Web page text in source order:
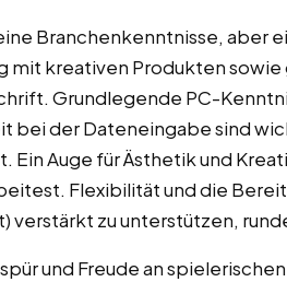
Branchenkenntnisse, aber
mit kreativen Produkten sowie
Grundlegende PC-
bei der Dateneingabe sind
Ein Auge für Ästhetik und
Flexibilität und die
verstärkt zu unterstützen,
und Freude an